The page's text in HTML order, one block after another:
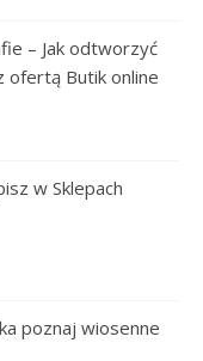
– Jak odtworzyć
ofertą Butik online
w Sklepach
poznaj wiosenne